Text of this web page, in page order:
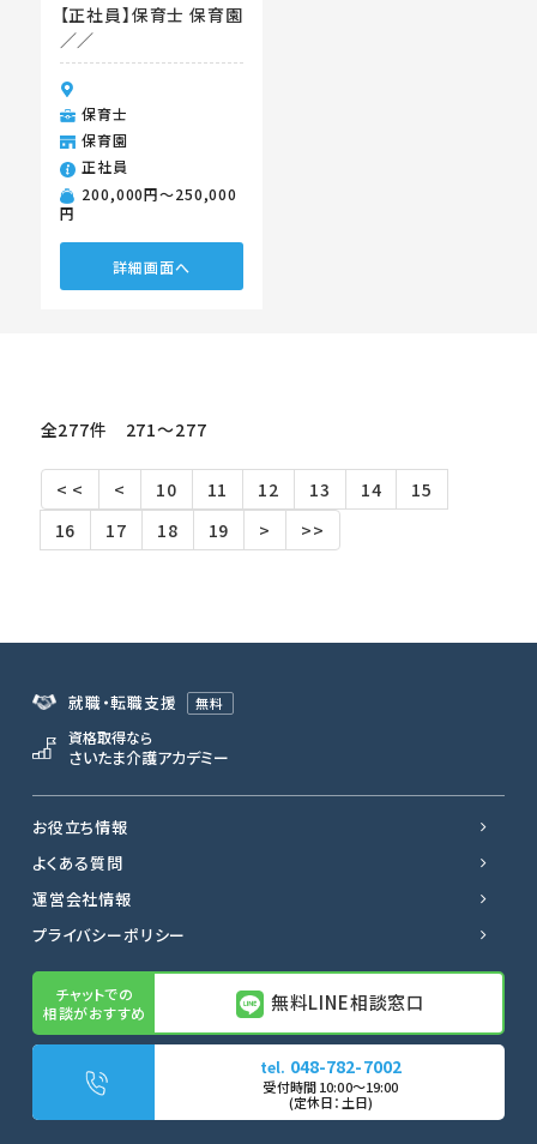
無料LINE相談窓口
【正社員】保育士 保育園
／／
保育士
保育園
正社員
200,000円〜250,000
円
詳細画面へ
全277件 271〜277
< < < 10 11 12 13 14
15
16
17 18 19 > >>
就職・転職支援 無料
資格取得なら
さいたま介護アカデミー
お役立ち情報
よくある質問
運営会社情報
プライバシーポリシー
無料LINE相談窓口
048-782-7002